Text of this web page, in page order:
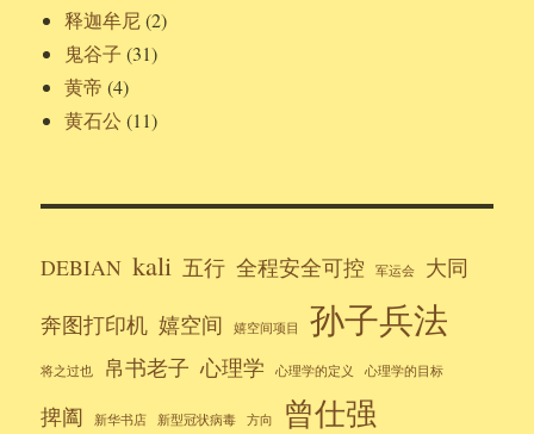
释迦牟尼(2)
鬼谷子 (31)
黄帝 (4)
黄石公 (11)
DEBIAN kali 五行 全程安全可控 军运会
大同
奔图打印机 嬉空间 嬉空间项目 孙子兵法
将之过也 帛书老子 心理学 心理学的定义 心理学的目标
捭阖 新华书店 新型冠状病毒 方向 曾仕强